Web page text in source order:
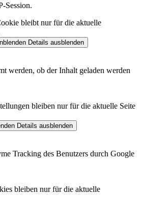
Session.
bleibt nur für die aktuelle
Details ausblenden
werden, ob der Inhalt geladen werden
bleiben nur für die aktuelle Seite
Details ausblenden
Tracking des Benutzers durch Google
bleiben nur für die aktuelle